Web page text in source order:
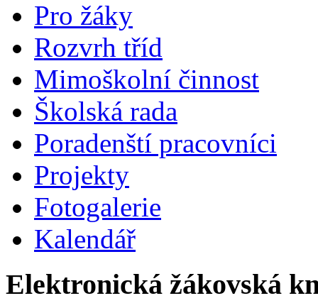
Pro žáky
Rozvrh tříd
Mimoškolní činnost
Školská rada
Poradenští pracovníci
Projekty
Fotogalerie
Kalendář
Elektronická žákovská